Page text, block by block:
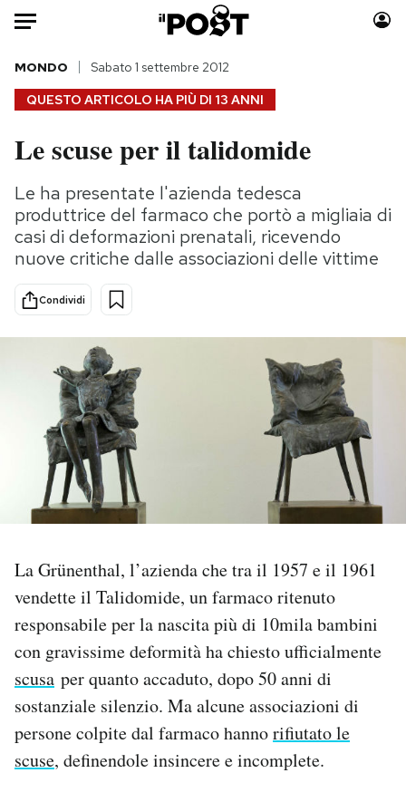
Auto
HOME
Italia
Politica
Tecnologia
Internet
Scienza
Cultura
Economia
Sport
Moda
Consumismi
Storie/Idee
Ok Boomer!
Altrecose
Mondiali calcio 2026
PODCAST
NEWSLETTER
I MIEI PREFERITI
SHOP
CALENDARIO
AREA PERSONALE
QUESTO ARTICOLO HA PIÙ DI 13 ANNI
MONDO Sabato 1 settembre 2012
Le scuse per il talidomide
Le ha presentate l'azienda tedesca
produttrice del farmaco che portò a migliaia di
casi di deformazioni prenatali, ricevendo
nuove critiche dalle associazioni delle vittime
Condividi
La Grünenthal, l’azienda che tra il 1957 e il 1961
vendette il Talidomide, un farmaco ritenuto
responsabile per la nascita più di 10mila bambini
con gravissime deformità ha chiesto ufficialmente
scusa per quanto accaduto, dopo 50 anni di
sostanziale silenzio. Ma alcune associazioni di
persone colpite dal farmaco hannorifiutato le
scuse, definendole insincere e incomplete.